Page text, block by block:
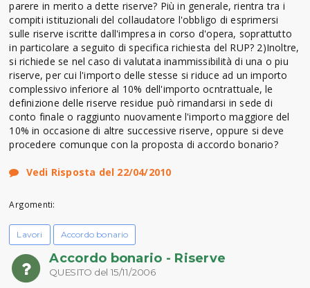
parere in merito a dette riserve? Più in generale, rientra tra i
compiti istituzionali del collaudatore l'obbligo di esprimersi
sulle riserve iscritte dall'impresa in corso d'opera, soprattutto
in particolare a seguito di specifica richiesta del RUP? 2)Inoltre,
si richiede se nel caso di valutata inammissibilità di una o piu
riserve, per cui l'importo delle stesse si riduce ad un importo
complessivo inferiore al 10% dell'importo ocntrattuale, le
definizione delle riserve residue può rimandarsi in sede di
conto finale o raggiunto nuovamente l'importo maggiore del
10% in occasione di altre successive riserve, oppure si deve
procedere comunque con la proposta di accordo bonario?
Vedi Risposta del 22/04/2010
Argomenti:
Lavori Accordo bonario
Accordo bonario - Riserve
QUESITO del 15/11/2006